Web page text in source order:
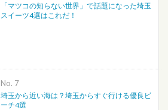
「マツコの知らない世界」で話題になった埼玉
スイーツ4選はこれだ！
No.
埼玉から近い海は？埼玉からすぐ行ける優良ビ
ーチ4選